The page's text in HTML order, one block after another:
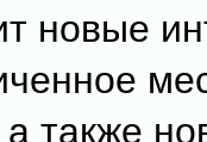
новые
также